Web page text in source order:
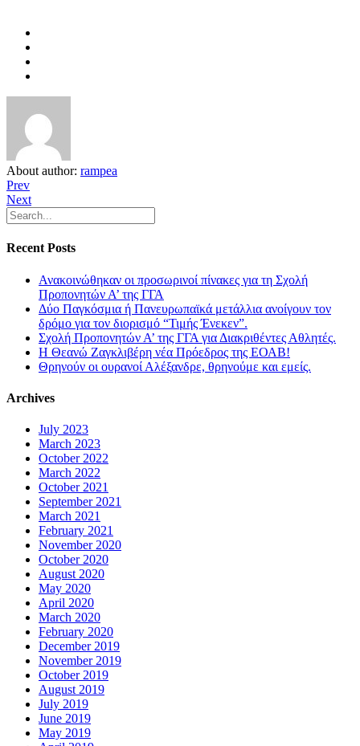
About author: rampea
Prev
Next
Recent Posts
Ανακοινώθηκαν οι προσωρινοί πίνακες για τη Σχολή
Προπονητών Α’ της ΓΓΑ
Δύο Παγκόσμια ή Πανευρωπαϊκά μετάλλια ανοίγουν τον
δρόμο για τον διορισμό “Τιμής Ένεκεν”.
Σχολή Προπονητών Α’ της ΓΓΑ για Διακριθέντες Αθλητές.
Η Θεανώ Ζαγκλιβέρη νέα Πρόεδρος της ΕΟΑΒ!
Θρηνούν οι ουρανοί Αλέξανδρε, θρηνούμε και εμείς.
Archives
July 2023
March 2023
October 2022
March 2022
October 2021
September 2021
March 2021
February 2021
November 2020
October 2020
August 2020
May 2020
April 2020
March 2020
February 2020
December 2019
November 2019
October 2019
August 2019
July 2019
June 2019
May 2019